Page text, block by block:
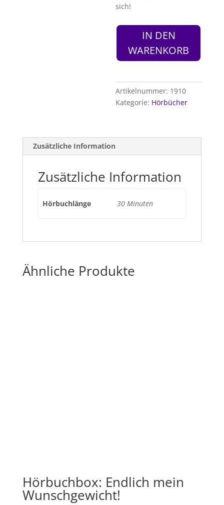
sich!
IN DEN
WARENKORB
Artikelnummer: 1910
Kategorie: Hörbücher
Zusätzliche Information
Zusätzliche Information
Hörbuchlänge 30 Minuten
Ähnliche Produkte
Hörbuchbox: Endlich mein
Wunschgewicht!